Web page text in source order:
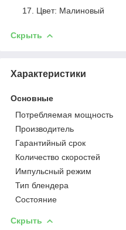
Цвет: Малиновый
Скрыть
Характеристики
Основные
Потребляемая мощность
Производитель
Гарантийный срок
Количество скоростей
Импульсный режим
Тип блендера
Состояние
Скрыть